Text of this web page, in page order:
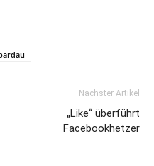
Nächster Artikel
„Like“ überführt
Facebookhetzer